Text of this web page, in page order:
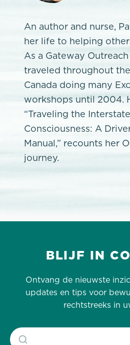
An author and nurse,
her life to helping
As a Gateway Outreach
traveled throughout
Canada doing many
workshops until 2004.
“Traveling the
Consciousness: A
Manual,” recounts her
journey.
BLIJF IN
Ontvang de nieuwste
updates en tips voor
rechtstreeks in